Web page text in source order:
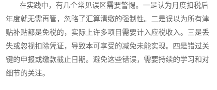
在实践中，有几个常见误区需要警惕。一是认为月度扣税后
年度就无需再管，忽略了汇算清缴的强制性。二是误以为所有津
贴补贴都是免税的，实际上许多项目需要计入应税收入。三是丢
失或忽视扣除凭证，导致本可享受的减免未能实现。四是错过关
键的申报或缴款截止日期。避免这些错误，需要持续的学习和对
细节的关注。